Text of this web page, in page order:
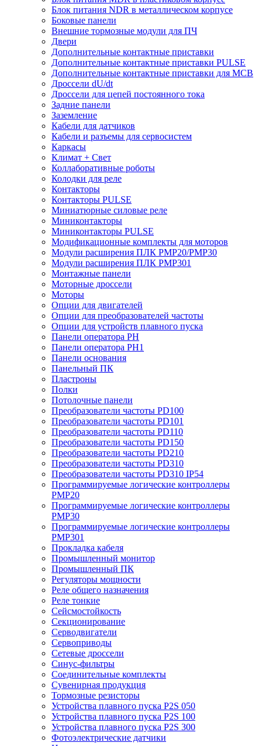
Блок питания NDR в металлическом корпусе
Боковые панели
Внешние тормозные модули для ПЧ
Двери
Дополнительные контактные приставки
Дополнительные контактные приставки PULSE
Дополнительные контактные приставки для MCB
Дроссели dU/dt
Дроссели для цепей постоянного тока
Задние панели
Заземление
Кабели для датчиков
Кабели и разъемы для сервосистем
Каркасы
Климат + Свет
Коллаборативные роботы
Колодки для реле
Контакторы
Контакторы PULSE
Миниатюрные силовые реле
Миниконтакторы
Миниконтакторы PULSE
Модификационные комплекты для моторов
Модули расширения ПЛК PMP20/PMP30
Модули расширения ПЛК PMP301
Монтажные панели
Моторные дроссели
Моторы
Опции для двигателей
Опции для преобразователей частоты
Опции для устройств плавного пуска
Панели оператора PH
Панели оператора PH1
Панели основания
Панельный ПК
Пластроны
Полки
Потолочные панели
Преобразователи частоты PD100
Преобразователи частоты PD101
Преобразователи частоты PD110
Преобразователи частоты PD150
Преобразователи частоты PD210
Преобразователи частоты PD310
Преобразователи частоты PD310 IP54
Программируемые логические контроллеры
PMP20
Программируемые логические контроллеры
PMP30
Программируемые логические контроллеры
PMP301
Прокладка кабеля
Промышленный монитор
Промышленный ПК
Регуляторы мощности
Реле общего назначения
Реле тонкие
Сейсмостойкость
Секционирование
Серводвигатели
Сервоприводы
Сетевые дроссели
Синус-фильтры
Соединительные комплекты
Сувенирная продукция
Тормозные резисторы
Устройства плавного пуска P2S 050
Устройства плавного пуска P2S 100
Устройства плавного пуска P2S 300
Фотоэлектрические датчики